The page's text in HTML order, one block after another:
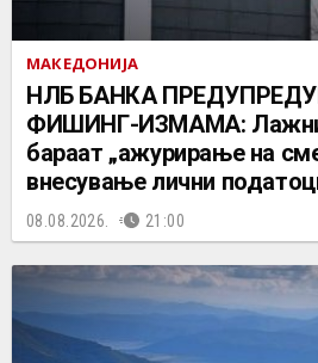
МАКЕДОНИЈА
НЛБ БАНКА
ФИШИНГ-ИЗМАМА:
бараат „ажурирање на
внесување лични
08.08.2026. 21:00